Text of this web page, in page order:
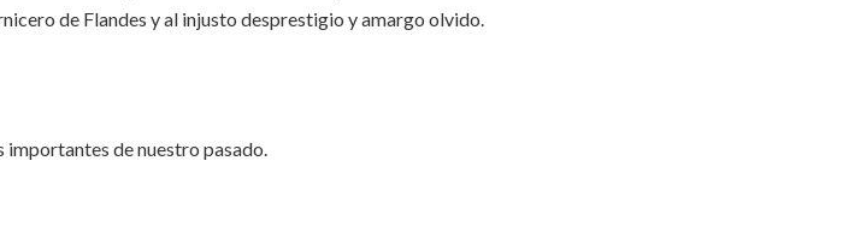
de Flandes y al injusto desprestigio y amargo olvido.
importantes de nuestro pasado.